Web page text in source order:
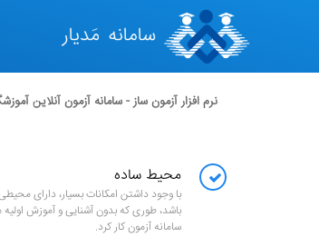
نرم افزار آزمون ساز - سامانه آزمون آنلاین
محیط ساده
با وجود داشتن امکانات بسیار، دارای
باشد، طوری که بدون آشنایی و آموزش اولیه
سامانه آزمون کار کرد.